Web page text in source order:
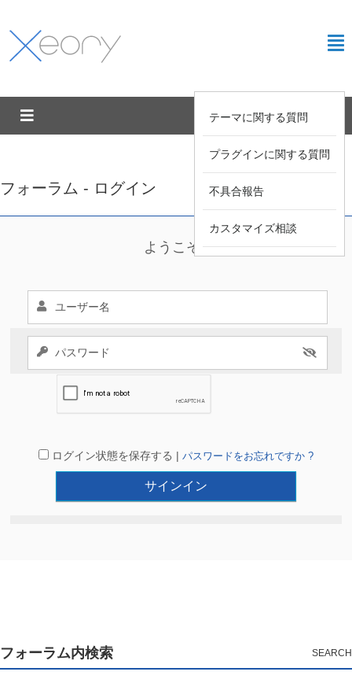
テーマに関する質問
プラグインに関する質問
不具合報告
カスタマイズ相談
フォーラム - ログイン
ようこそ !
ログイン状態を保存する | パスワードをお忘れですか ?
フォーラム内検索